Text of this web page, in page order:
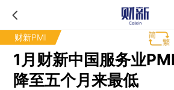
财新PMI
1月财新中国服务业
降至五个月来最低